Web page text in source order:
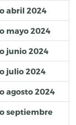
abril 2024
mayo 2024
junio 2024
julio 2024
agosto 2024
septiembre